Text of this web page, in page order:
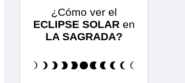
¿Cómo ver el
ECLIPSE SOLAR en
LA SAGRADA?